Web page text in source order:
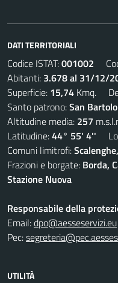
DATI TERRITORIALI
Codice ISTAT:001002
Abitanti: 3.678 al 31/12/
Superficie: 15,74 Kmq.
Santo patrono:San
Altitudine media: 257
Latitudine:44° 55' 4''
Comuni limitrofi:
Frazioni e borgate: Borda,
Stazione Nuova
Responsabile della
Email:dpo@aesseservizi.eu
Pec:
UTILITÀ